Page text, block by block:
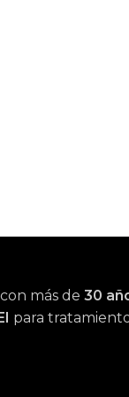
con más de 30
para